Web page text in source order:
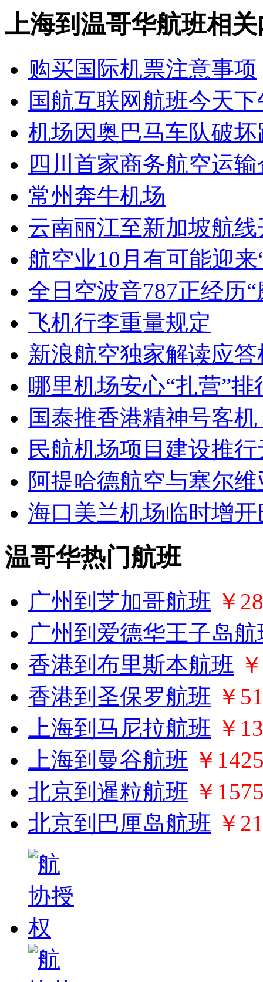
上海到温哥华航班相
购买国际机票注意事项
国航互联网航班今天
机场因奥巴马车队破
四川首家商务航空运
常州奔牛机场
云南丽江至新加坡航
航空业10月有可能迎来
全日空波音787正经历“
飞机行李重量规定
新浪航空独家解读应
哪里机场安心“扎营”排
国泰推香港精神号客
民航机场项目建设推
阿提哈德航空与塞尔
海口美兰机场临时增
温哥华热门航班
广州到芝加哥航班 ￥
广州到爱德华王子岛航
香港到布里斯本航班
香港到圣保罗航班 ￥
上海到马尼拉航班 ￥
上海到曼谷航班 ￥
北京到暹粒航班 ￥
北京到巴厘岛航班 ￥